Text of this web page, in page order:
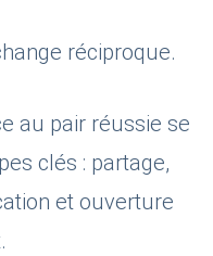
réciproque.
au pair réussie se
clés : partage,
et ouverture